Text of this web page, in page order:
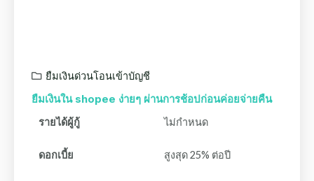
ยืมเงินด่วนโอนเข้าบัญชี
ยืมเงินใน shopee ง่ายๆ ผ่านการช้อปก่อนค่อยจ่ายคืน
รายได้ผู้กู้ ไม่กำหนด
ดอกเบี้ย สูงสุด 25% ต่อปี